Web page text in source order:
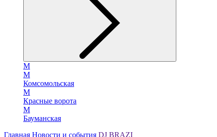
М
М
Комсомольская
М
Красные ворота
М
Бауманская
Главная Новости и события DJ BRAZI